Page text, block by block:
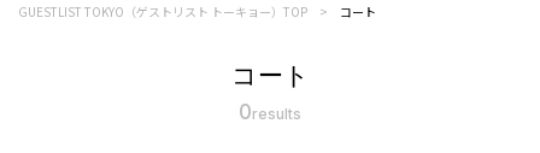
GUESTLIST TOKYO（ゲストリスト トーキョー）TOP コート
コート
0results